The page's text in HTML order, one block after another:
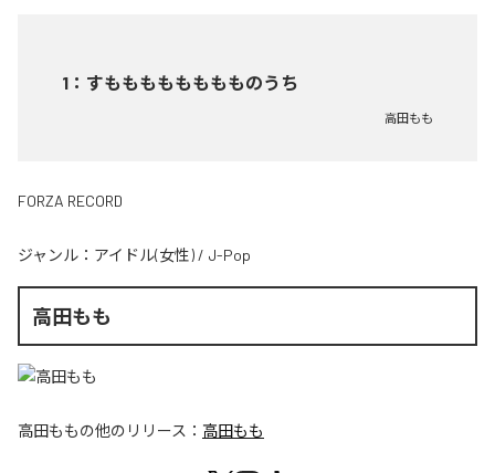
1 ： すもももももももものうち
高田もも
FORZA RECORD
ジャンル： アイドル(女性) / J-Pop
高田もも
高田ももの他のリリース： 高田もも